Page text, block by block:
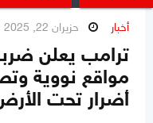
أخبار حزيران 22, 2025
مواقع نووية
أضرار تحت